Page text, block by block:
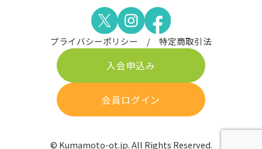
プライバシーポリシー 特定商取引法
入会申込み
会員ログイン
© Kumamoto-ot.jp. All Rights Reserved.